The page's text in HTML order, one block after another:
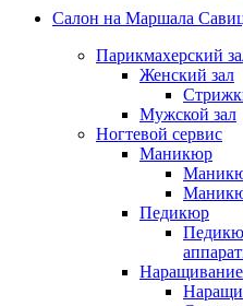
Аппаратный
Покрытие
Мужской
Детский
Лечебные
Наращивание
Услуги подолога
Вросший
Салон на Маршала
Парикмахерский
Женский зал
Мужской зал
Ногтевой сервис
Маникюр
Педикюр
Наращивание